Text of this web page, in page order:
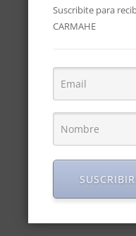
Suscribite para
CARMAHE